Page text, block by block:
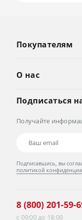
Покупателям
О нас
Подписаться
Получайте
Подписавшись, вы
политикой
8 (800) 201-59-
с 09:00 до 18:00